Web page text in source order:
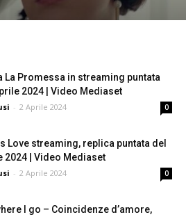
La Promessa in streaming puntata
2024 | Video Mediaset
- 2 Aprile 2024 0
Love streaming, replica puntata del
2024 | Video Mediaset
- 2 Aprile 2024 0
I go – Coincidenze d’amore,